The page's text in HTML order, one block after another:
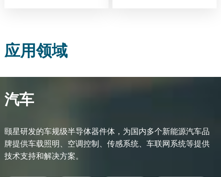
应用领域
汽车
颐星研发的车规级半导体器件体，为国内多个新能源汽车品
牌提供车载照明、空调控制、传感系统、车联网系统等提供
技术支持和解决方案。